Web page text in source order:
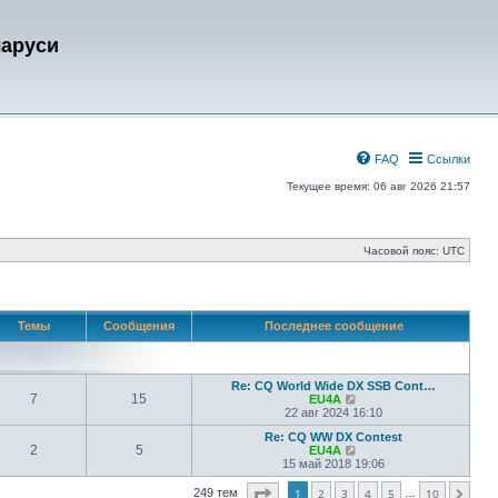
Ссылки
FAQ
Текущее время: 06 авг 2026 21:57
Часовой пояс: UTC
Темы Сообщения Последнее сообщение
7 15
Re: CQ World Wide DX SSB Cont…
EU4A
е
р
е
т
и
22 авг 2024 16:10
2 5
Re: CQ WW DX Contest
EU4A
е
р
15 май 2018 19:06
249 тем Страница из10
1 2 3 4 5 10